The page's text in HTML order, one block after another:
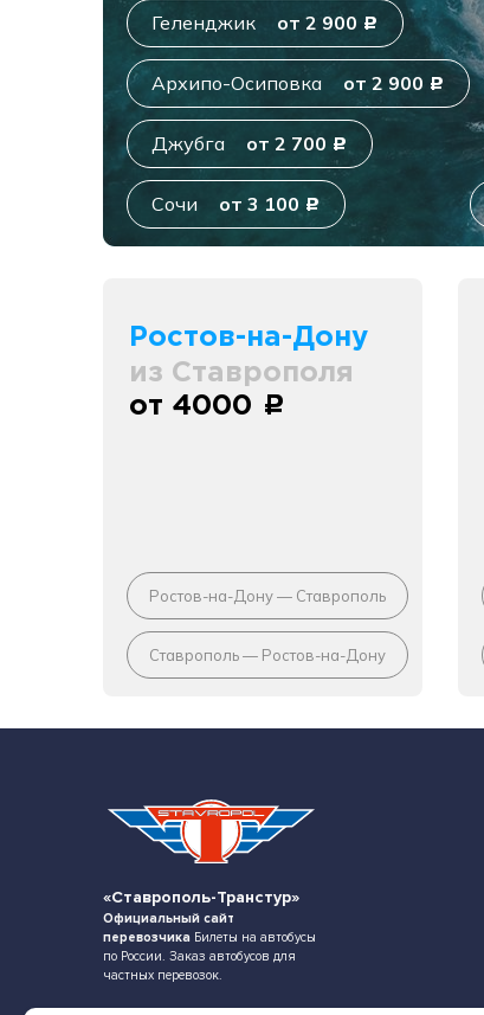
Геленджик от 2 900 c
Архипо-Осиповка от 2 900 c
Джубга от 2 700 c
Сочи от 3 100 c
Ростов-на-Дону
из Ставрополя
от 4000 c
Ростов-на-Дону — Ставрополь
Ставрополь — Ростов-на-Дону
«Ставрополь-Транстур»
Официальный сайт
перевозчика Билеты на автобусы
по России. Заказ автобусов для
частных перевозок.